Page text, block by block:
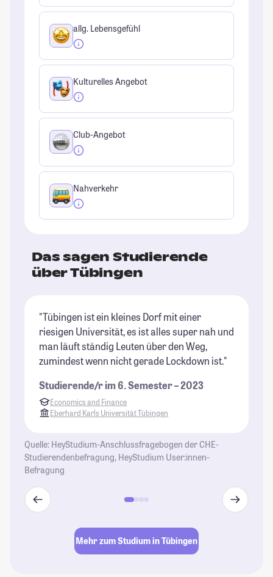
allg. Lebensgefühl
Kulturelles Angebot
Club-Angebot
Nahverkehr
Das sagen Studierende
über Tübingen
"Tübingen ist ein kleines Dorf mit einer
riesigen Universität, es ist alles super nah und
man läuft ständig Leuten über den Weg,
zumindest wenn nicht gerade Lockdown ist."
Studierende/r im 6. Semester – 2023
Economics and Finance
Eberhard Karls Universität Tübingen
Quelle: HeyStudium-Anschlussfragebogen der CHE-
Studierendenbefragung, HeyStudium User:innen-
Befragung
Mehr zum Studium in Tübingen